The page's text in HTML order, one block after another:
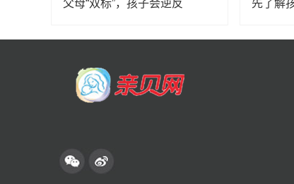
父母“双标”，孩子会逆反